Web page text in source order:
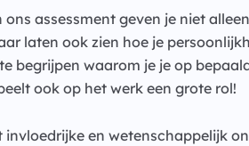
ons assessment geven je niet
laten ook zien hoe je
begrijpen waarom je je op
ook op het werk een grote rol!
invloedrijke en wetenschappelijk